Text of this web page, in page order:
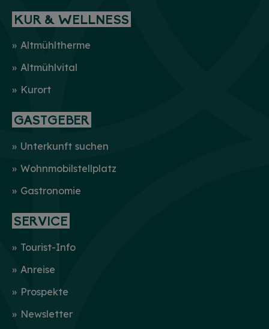
KUR & WELLNESS
Altmühltherme
Altmühlvital
Kurort
GASTGEBER
Unterkunft suchen
Wohnmobilstellplatz
Gastronomie
SERVICE
Tourist-Info
Anreise
Prospekte
Newsletter